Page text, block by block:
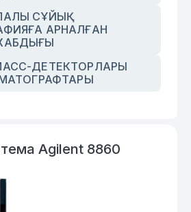
СҰЙЫҚ
АРНАЛҒАН
ДЕТЕКТОРЛАРЫ
Agilent 8860